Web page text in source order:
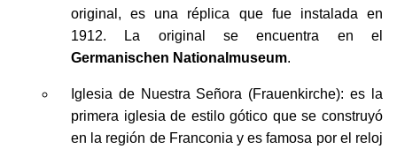
original, es una réplica que fue instalada en
1912. La original se encuentra en el
Germanischen Nationalmuseum.
Iglesia de Nuestra Señora (Frauenkirche): es la
primera iglesia de estilo gótico que se construyó
en la región de Franconia y es famosa por el reloj